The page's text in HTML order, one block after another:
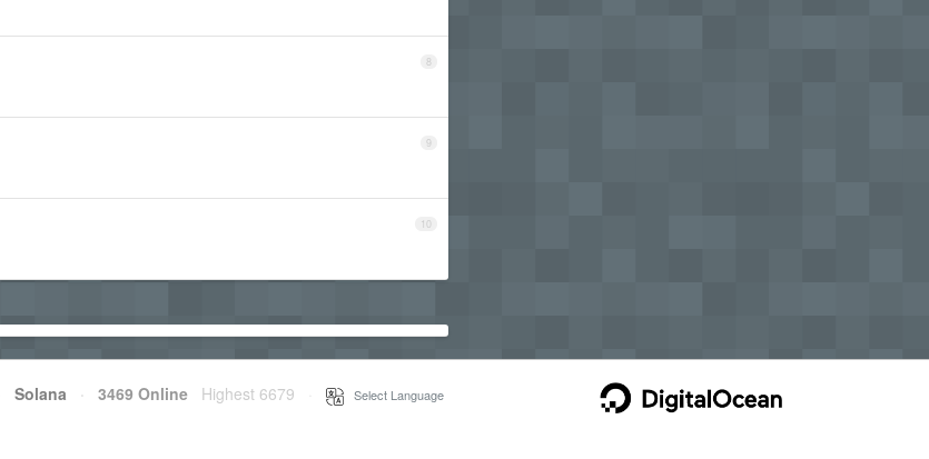
8
9
10
Solana · 3469 Online Highest 6679 Select Language